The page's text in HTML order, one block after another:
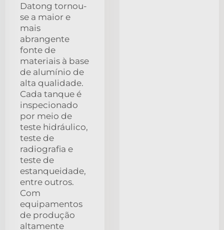
Datong tornou-
se a maior e
mais
abrangente
fonte de
materiais à base
de alumínio de
alta qualidade.
Cada tanque é
inspecionado
por meio de
teste hidráulico,
teste de
radiografia e
teste de
estanqueidade,
entre outros.
Com
equipamentos
de produção
altamente